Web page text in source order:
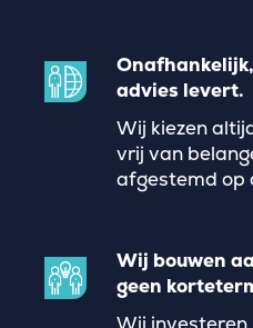
advies levert.
Wij kiezen
vrij van
afgestemd op
Wij bouwen
geen